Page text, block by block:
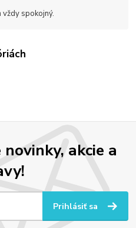
vždy spokojný.
akcie a
Prihlásiť sa